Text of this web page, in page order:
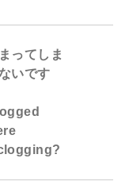
ってしま
いです